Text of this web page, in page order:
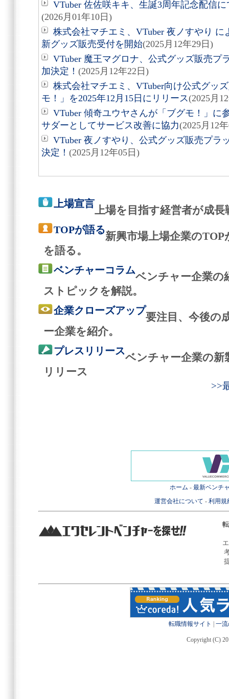
VTuber 佐佐咲キキ、生誕3周年記念配信
(2026月01年10日)
株式会社マチエミ、VTuber 夜ノすやり
新グッズ販売受付を開始(2025月12年29日)
VTuber 魔王マグロナ、公式グッズ販売プ
加決定！ (2025月12年22日)
株式会社マチエミ、VTuber向け公式グッ
モ！」を2025年12月15日にリリース(2025月
VTuber 傾奇ユウヤさんが「ブグモ！」に
サダーとしてサービス改善に協力(2025月12
VTuber 夜ノすやり、公式グッズ販売プラ
決定！ (2025月12年05日)
上場宣言
上場を目指す経営者が成
TOPが語る
新興市場上場企業の
を語る。
ベンチャーコラム
ベンチャー企業の
ストピックを解説。
企業クローズアップ
要注目、今後の
ー企業を紹介。
プレスリリース
ベンチャー企業の新
リリース
>>
ホーム - 最新ベンチ
運営会社について - 利用規
転職情報サイト 一
Copyright (C)